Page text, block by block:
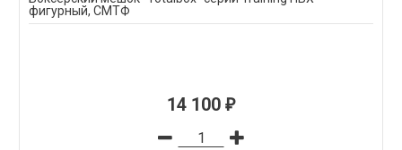
фигурный, СМТФ
14 100 ₽